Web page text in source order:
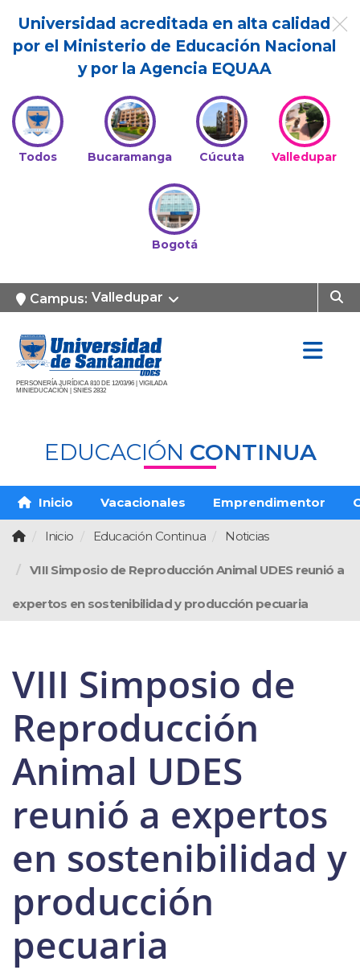
Universidad acreditada en alta calidad
por el Ministerio de Educación Nacional
y por la Agencia EQUAA
Todos Bucaramanga Cúcuta Valledupar
Bogotá
Campus: Valledupar
PERSONERÍA JURÍDICA 810 DE 12/03/96 | VIGILADA
MINIEDUCACIÓN | SNIES 2832
EDUCACIÓN CONTINUA
Inicio Vacacionales Emprendimentor
Inicio Educación Continua Noticias
VIII Simposio de Reproducción Animal UDES reunió a
expertos en sostenibilidad y producción pecuaria
VIII Simposio de
Reproducción
Animal UDES
reunió a expertos
en sostenibilidad y
producción
pecuaria